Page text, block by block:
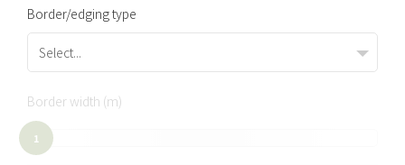
Border/edging type
Select...
Border width (m)
1